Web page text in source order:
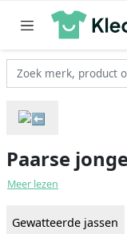
Paarse
Meer lezen
Gewatteerde jassen